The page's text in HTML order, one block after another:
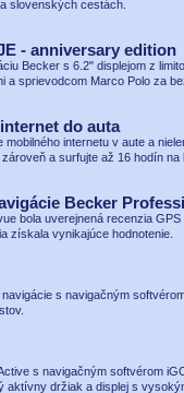
slovenských cestách.
- anniversary edition
Becker s 6.2" displejom z
a sprievodcom Marco Polo za
do auta
mobilného internetu v aute a
a surfujte až 16 hodín na
Becker
bola uverejnená recenzia
získala vynikajúce hodnotenie.
s navigačným
s navigačným softvérom
aktívny držiak a displej s